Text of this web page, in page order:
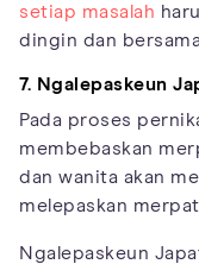
setiap masalah
dingin dan
7. Ngalepaskeun
Pada proses
membebaskan
dan wanita akan
melepaskan
Ngalepaskeun